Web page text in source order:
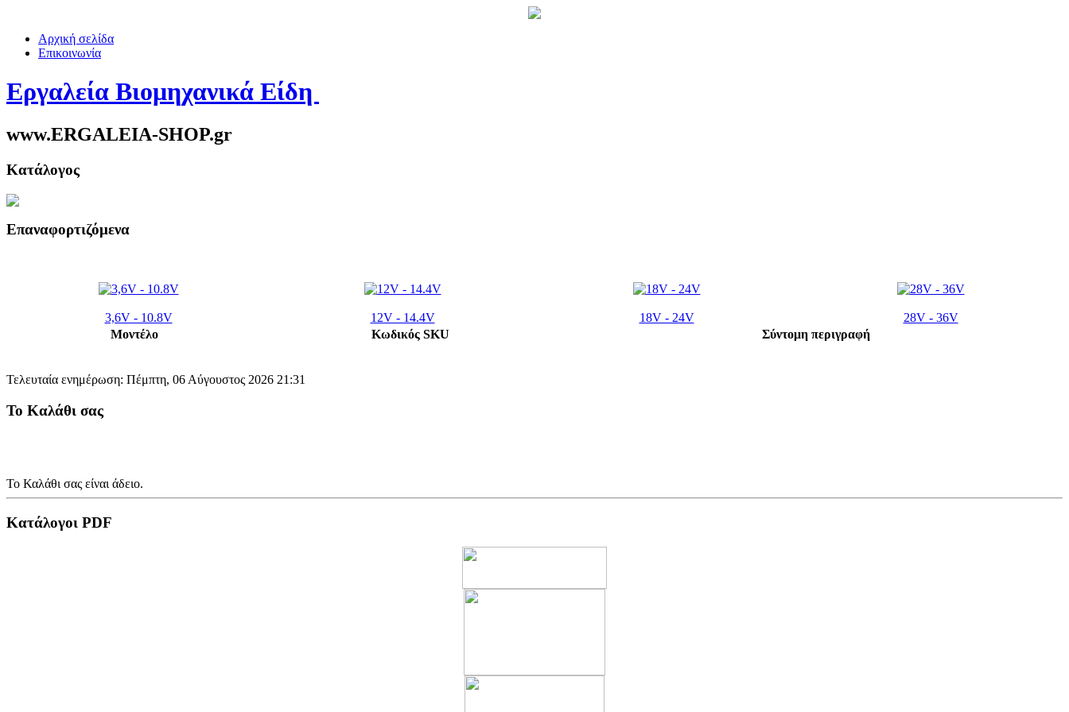
Αρχική σελίδα
Επικοινωνία
Εργαλεία Βιομηχανικά Είδη
www.ERGALEIA-SHOP.gr
Κατάλογος
Επαναφορτιζόμενα
3,6V - 10.8V 12V - 14.4V 18V - 24V
28V - 36V
Μοντέλο
Κωδικός SKU Σύντομη περιγραφή
Τελευταία ενημέρωση: Πέμπτη, 06 Αύγουστος 2026 21:31
Το Καλάθι σας
Το Καλάθι σας είναι άδειο.
Κατάλογοι PDF